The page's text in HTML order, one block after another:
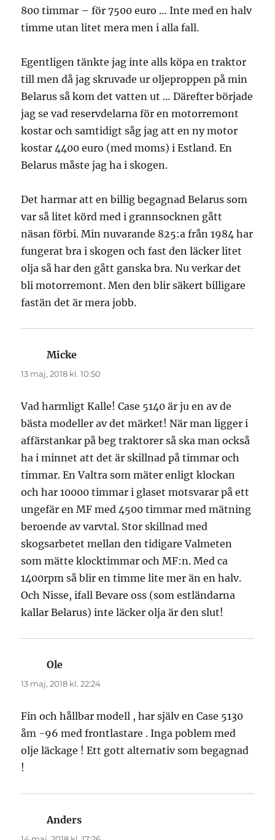
800 timmar – för 7500 euro … Inte med en halv
timme utan litet mera men i alla fall.
Egentligen tänkte jag inte alls köpa en traktor
till men då jag skruvade ur oljeproppen på min
Belarus så kom det vatten ut … Därefter började
jag se vad reservdelarna för en motorremont
kostar och samtidigt såg jag att en ny motor
kostar 4400 euro (med moms) i Estland. En
Belarus måste jag ha i skogen.
Det harmar att en billig begagnad Belarus som
var så litet körd med i grannsocknen gått
näsan förbi. Min nuvarande 825:a från 1984 har
fungerat bra i skogen och fast den läcker litet
olja så har den gått ganska bra. Nu verkar det
bli motorremont. Men den blir säkert billigare
fastän det är mera jobb.
Micke
13 maj, 2018 kl. 10:50
Vad harmligt Kalle! Case 5140 är ju en av de
bästa modeller av det märket! När man ligger i
affärstankar på beg traktorer så ska man också
ha i minnet att det är skillnad på timmar och
timmar. En Valtra som mäter enligt klockan
och har 10000 timmar i glaset motsvarar på ett
ungefär en MF med 4500 timmar med mätning
beroende av varvtal. Stor skillnad med
skogsarbetet mellan den tidigare Valmeten
som mätte klocktimmar och MF:n. Med ca
1400rpm så blir en timme lite mer än en halv.
Och Nisse, ifall Bevare oss (som estländarna
kallar Belarus) inte läcker olja är den slut!
Ole
13 maj, 2018 kl. 22:24
Fin och hållbar modell , har själv en Case 5130
åm -96 med frontlastare . Inga poblem med
olje läckage ! Ett gott alternativ som begagnad
!
Anders